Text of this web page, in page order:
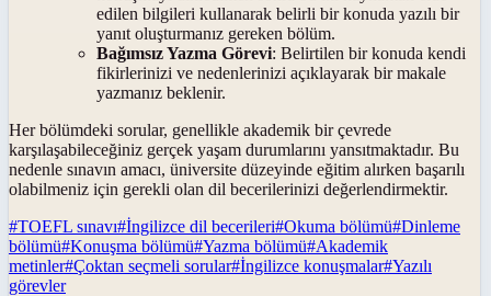
edilen bilgileri kullanarak belirli bir konuda yazılı bir
yanıt oluşturmanız gereken bölüm.
Bağımsız Yazma Görevi: Belirtilen bir konuda kendi
fikirlerinizi ve nedenlerinizi açıklayarak bir makale
yazmanız beklenir.
Her bölümdeki sorular, genellikle akademik bir çevrede
karşılaşabileceğiniz gerçek yaşam durumlarını yansıtmaktadır. Bu
nedenle sınavın amacı, üniversite düzeyinde eğitim alırken başarılı
olabilmeniz için gerekli olan dil becerilerinizi değerlendirmektir.
#TOEFL sınavı#İngilizce dil becerileri#Okuma bölümü#Dinleme
bölümü#Konuşma bölümü#Yazma bölümü#Akademik
metinler#Çoktan seçmeli sorular#İngilizce konuşmalar#Yazılı
görevler